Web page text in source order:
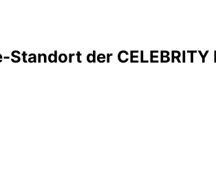
der CELEBRITY